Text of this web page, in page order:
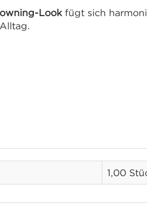
Lookfügt sich
1,00